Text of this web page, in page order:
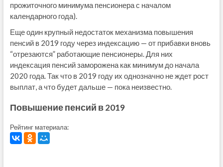
прожиточного минимума пенсионера с началом
календарного года).
Еще один крупный недостаток механизма повышения
пенсий в 2019 году через индексацию — от прибавки вновь
“отрезаются” работающие пенсионеры. Для них
индексация пенсий заморожена как минимум до начала
2020 года. Так что в 2019 году их однозначно не ждет рост
выплат, а что будет дальше — пока неизвестно.
Повышение пенсий в 2019
Рейтинг материала: